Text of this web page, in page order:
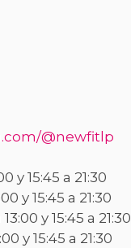
@newfitlp
y 15:45 a 21:30
y 15:45 a 21:30
y 15:45 a 21:30
y 15:45 a 21:30